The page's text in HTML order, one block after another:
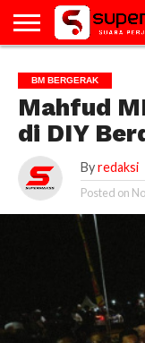
GALERI
ARTIKEL
BM
BERGERAK
PAC
PROFILE
VIDEO
BM BERGERAK
Mahfud
di DIY
By redaksi
Posted on